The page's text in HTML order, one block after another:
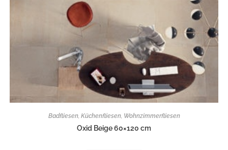
Badfliesen, Küchenfliesen, Wohnzimmerfliesen
Oxid Beige 60×120 cm